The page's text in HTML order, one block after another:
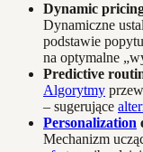
Dynamic
Dynamiczne
podstawie
na optymalne
Predictive
Algorytmy
– sugerujące
Personalization
Mechanizm